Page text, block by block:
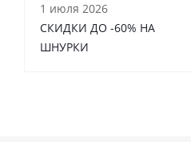
1 июля 2026
СКИДКИ ДО -60% НА
ШНУРКИ